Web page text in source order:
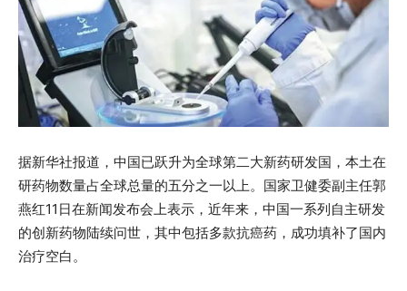
据新华社报道，中国已跃升为全球第二大新药研发国，本土在
研药物数量占全球总量的五分之一以上。国家卫健委副主任郭
燕红11日在新闻发布会上表示，近年来，中国一系列自主研发
的创新药物陆续问世，其中包括多款抗癌药，成功填补了国内
治疗空白。